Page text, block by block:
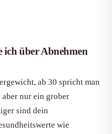
ich über Abnehmen
ab 30 spricht man
nur ein grober
sind dein
wie